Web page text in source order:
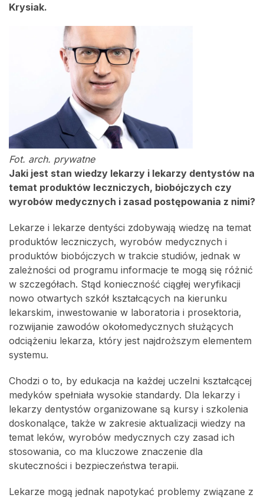
Krysiak.
Fot. arch. prywatne
Jaki jest stan wiedzy lekarzy i lekarzy dentystów na
temat produktów leczniczych, biobójczych czy
wyrobów medycznych i zasad postępowania z nimi?
Lekarze i lekarze dentyści zdobywają wiedzę na temat
produktów leczniczych, wyrobów medycznych i
produktów biobójczych w trakcie studiów, jednak w
zależności od programu informacje te mogą się różnić
w szczegółach. Stąd konieczność ciągłej weryfikacji
nowo otwartych szkół kształcących na kierunku
lekarskim, inwestowanie w laboratoria i prosektoria,
rozwijanie zawodów okołomedycznych służących
odciążeniu lekarza, który jest najdroższym elementem
systemu.
Chodzi o to, by edukacja na każdej uczelni kształcącej
medyków spełniała wysokie standardy. Dla lekarzy i
lekarzy dentystów organizowane są kursy i szkolenia
doskonalące, także w zakresie aktualizacji wiedzy na
temat leków, wyrobów medycznych czy zasad ich
stosowania, co ma kluczowe znaczenie dla
skuteczności i bezpieczeństwa terapii.
Lekarze mogą jednak napotykać problemy związane z